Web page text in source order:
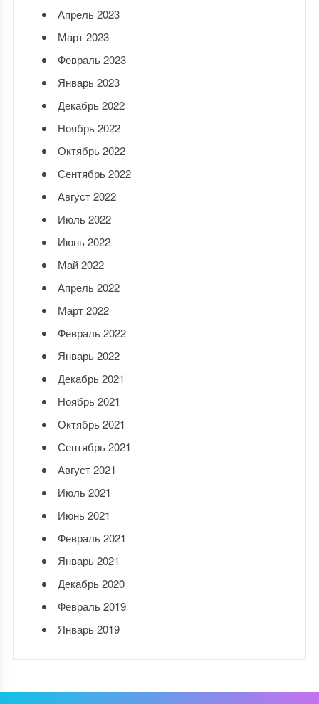
Апрель 2023
Март 2023
Февраль 2023
Январь 2023
Декабрь 2022
Ноябрь 2022
Октябрь 2022
Сентябрь 2022
Август 2022
Июль 2022
Июнь 2022
Май 2022
Апрель 2022
Март 2022
Февраль 2022
Январь 2022
Декабрь 2021
Ноябрь 2021
Октябрь 2021
Сентябрь 2021
Август 2021
Июль 2021
Июнь 2021
Февраль 2021
Январь 2021
Декабрь 2020
Февраль 2019
Январь 2019